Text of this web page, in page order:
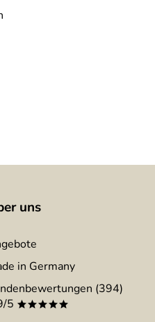
uns
in Germany
(394)
5 *****